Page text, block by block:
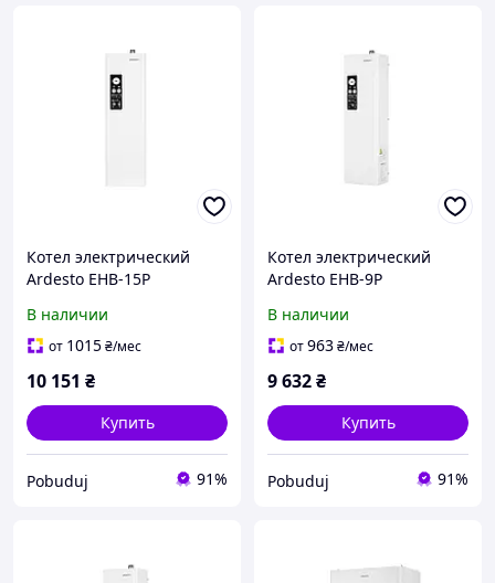
Котел электрический
Ardesto EHB-15P
В наличии
от 1015₴/мес
10 151 ₴
Купить
Pobuduj 91%
Котел электрический
Ardesto EHB-9P
В наличии
от963₴/мес
9 632₴
Купить
Pobuduj 91%